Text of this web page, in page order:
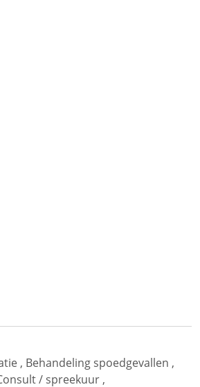
, Behandeling spoedgevallen ,
/ spreekuur ,